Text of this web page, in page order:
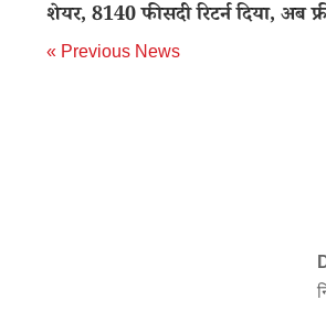
शेयर, 8140 फीसदी रिटर्न दिया, अब
« Previous News